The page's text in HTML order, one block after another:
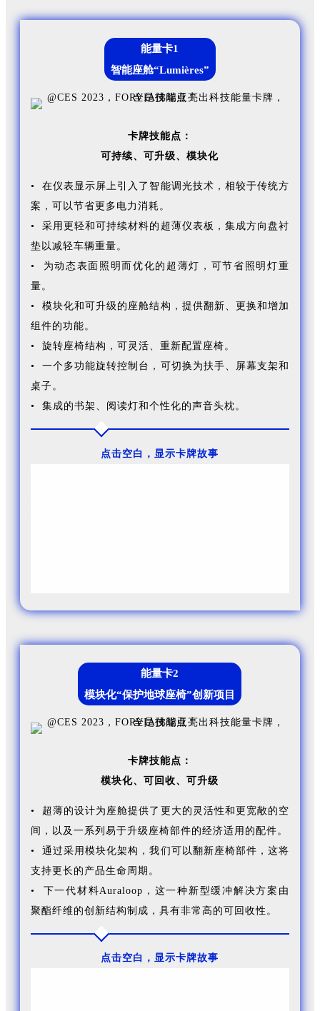
能量卡1
智能座舱“Lumières”
卡牌技能点：
可持续、可升级、模块化
• 在仪表显示屏上引入了智能调光技术，相较于传统方
案，可以节省更多电力消耗。
• 采用更轻和可持续材料的超薄仪表板，集成方向盘衬
垫以减轻车辆重量。
• 为动态表面照明而优化的超薄灯，可节省照明灯重
量。
• 模块化和可升级的座舱结构，提供翻新、更换和增加
组件的功能。
• 旋转座椅结构，可灵活、重新配置座椅。
• 一个多功能旋转控制台，可切换为扶手、屏幕支架和
桌子。
• 集成的书架、阅读灯和个性化的声音头枕。
点击空白，显示卡牌故事
能量卡2
模块化“保护地球座椅”创新项目
卡牌技能点：
模块化、可回收、可升级
• 超薄的设计为座舱提供了更大的灵活性和更宽敞的空
间，以及一系列易于升级座椅部件的经济适用的配件。
• 通过采用模块化架构，我们可以翻新座椅部件，这将
支持更长的产品生命周期。
• 下一代材料Auraloop，这一种新型缓冲解决方案由
聚酯纤维的创新结构制成，具有非常高的可回收性。
点击空白，显示卡牌故事